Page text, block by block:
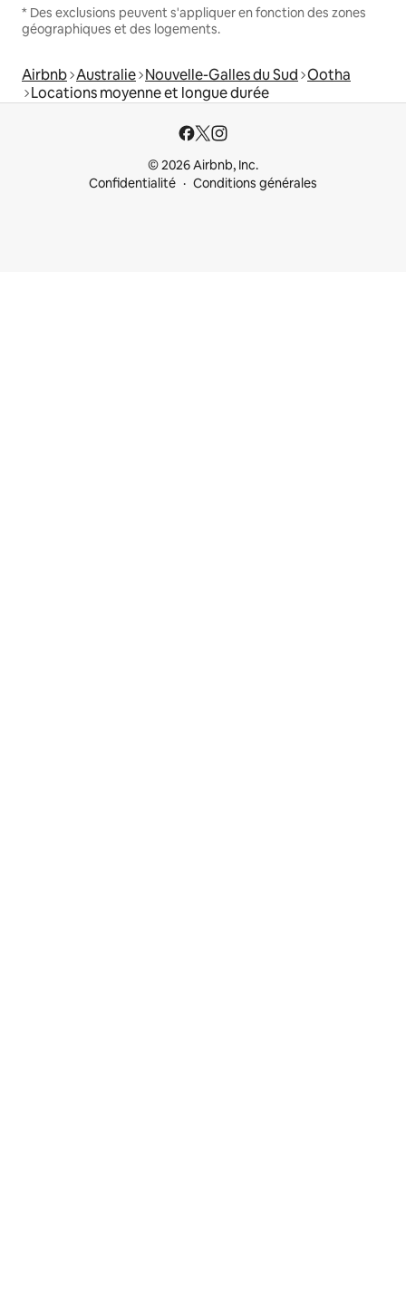
* Des exclusions peuvent s'appliquer en fonction des zones
géographiques et des logements.
Airbnb Australie Nouvelle-Galles du Sud Ootha
Locations moyenne et longue durée
© 2026 Airbnb, Inc.
Confidentialité
Conditions générales